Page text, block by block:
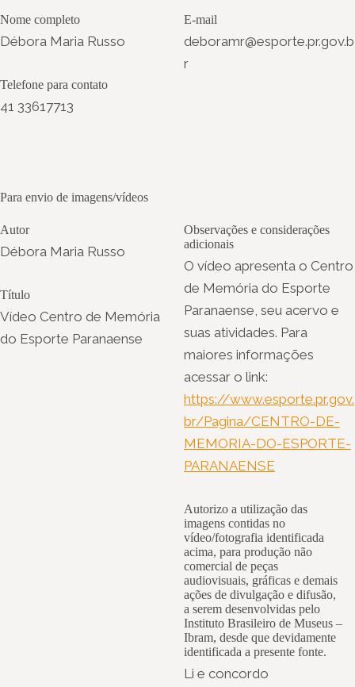
Nome completo
Débora Maria Russo
Telefone para contato
41 33617713
E-mail
deboramr@esporte.pr.gov.b
r
Para envio de imagens/vídeos
Autor
Débora Maria Russo
Título
Vídeo Centro de Memória
do Esporte Paranaense
Observações e considerações
adicionais
O vídeo apresenta o Centro
de Memória do Esporte
Paranaense, seu acervo e
suas atividades. Para
maiores informações
acessar o link:
https://www.esporte.pr.gov.
br/Pagina/CENTRO-DE-
MEMORIA-DO-ESPORTE-
PARANAENSE
Autorizo a utilização das
imagens contidas no
vídeo/fotografia identificada
acima, para produção não
comercial de peças
audiovisuais, gráficas e demais
ações de divulgação e difusão,
a serem desenvolvidas pelo
Instituto Brasileiro de Museus –
Ibram, desde que devidamente
identificada a presente fonte.
Li e concordo